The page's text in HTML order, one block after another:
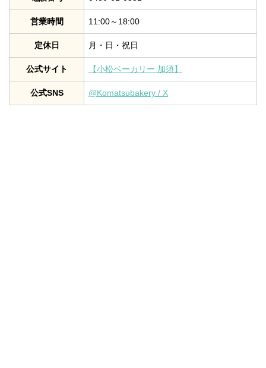
営業時間 11:00～18:00
定休日 月・日・祝日
公式サイト 【小松ベーカリー 加須】
公式SNS @Komatsubakery / X